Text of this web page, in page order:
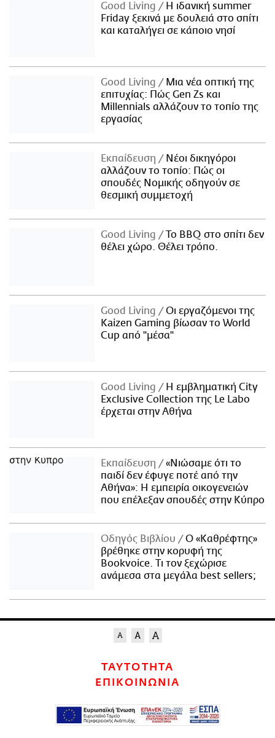
Good Living
Η ιδανική summer
Friday ξεκινά με δουλειά στο σπίτι
και καταλήγει σε κάποιο νησί
Good Living
Μια νέα οπτική της
επιτυχίας: Πώς Gen Zs και
Millennials αλλάζουν το τοπίο της
εργασίας
Εκπαίδευση
Νέοι δικηγόροι
αλλάζουν το τοπίο: Πώς οι
σπουδές Νομικής οδηγούν σε
θεσμική συμμετοχή
Good Living
Το BBQ στο σπίτι δεν
θέλει χώρο. Θέλει τρόπο.
Good Living
Οι εργαζόμενοι της
Kaizen Gaming βίωσαν το World
Cup από "μέσα"
Good Living
Η εμβληματική City
Exclusive Collection της Le Labo
έρχεται στην Αθήνα
Εκπαίδευση
«Νιώσαμε ότι το
παιδί δεν έφυγε ποτέ από την
Αθήνα»: Η εμπειρία οικογενειών
που επέλεξαν σπουδές στην Κύπρο
Οδηγός Βιβλίου
Ο «Καθρέφτης»
βρέθηκε στην κορυφή της
Bookvoice. Τι τον ξεχώρισε
ανάμεσα στα μεγάλα best sellers;
ΤΑΥΤΟΤΗΤΑ
ΕΠΙΚΟΙΝΩΝΙΑ